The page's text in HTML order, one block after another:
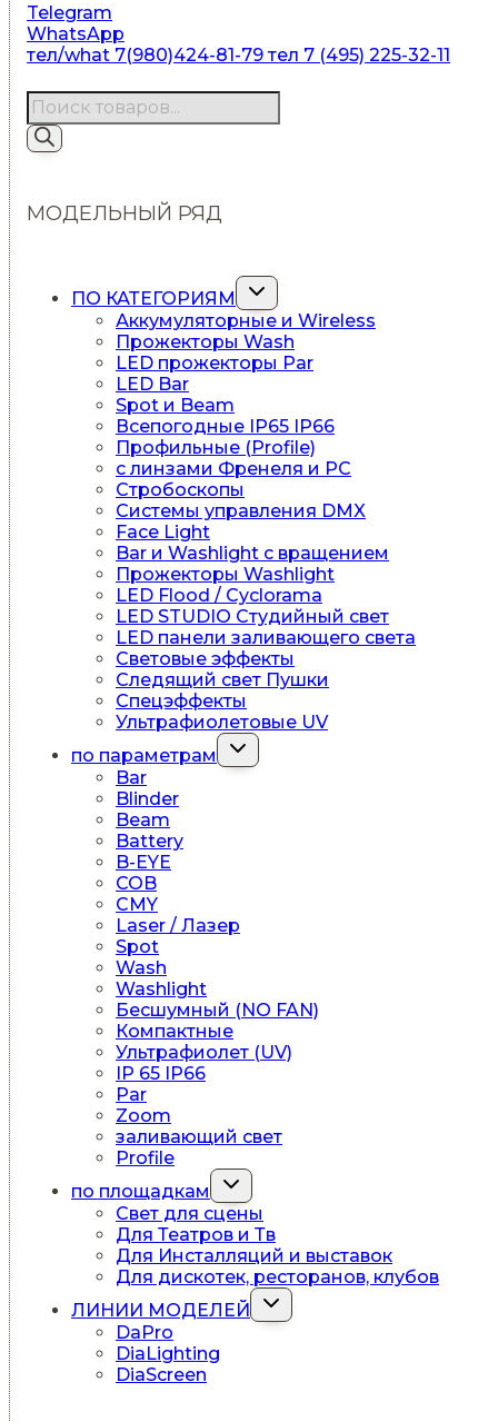
Telegram
WhatsApp
тел/what 7(980)424-81-79тел 7 (495) 225-32-11
Поиск
товаров
МОДЕЛЬНЫЙ РЯД
ПО КАТЕГОРИЯМ
Переключить
дочернее
меню
Аккумуляторные и Wireless
Прожекторы Wash
LED прожекторы Par
LED Bar
Spot и Beam
Всепогодные IP65 IP66
Профильные (Profile)
c линзами Френеля и PC
Стробоскопы
Системы управления DMX
Face Light
Bar и Washlight с вращением
Прожекторы Washlight
LED Flood / Cyclorama
LED STUDIO Студийный свет
LED панели заливающего света
Световые эффекты
Следящий свет Пушки
Спецэффекты
Ультрафиолетовые UV
по параметрам
Переключить
дочернее
Bar
Blinder
Beam
Battery
B-EYE
COB
CMY
Laser / Лазер
Spot
Wash
Washlight
Бесшумный (NO FAN)
Компактные
Ультрафиолет (UV)
IP 65 IP66
Par
Zoom
заливающий свет
Profile
по площадкам
Переключить
дочернее
меню
Свет для сцены
Для Театров и Тв
Для Инсталляций и выставок
Для дискотек, ресторанов, клубов
ЛИНИИ МОДЕЛЕЙ
Переключить
дочернее
DaPro
DiaLighting
DiaScreen